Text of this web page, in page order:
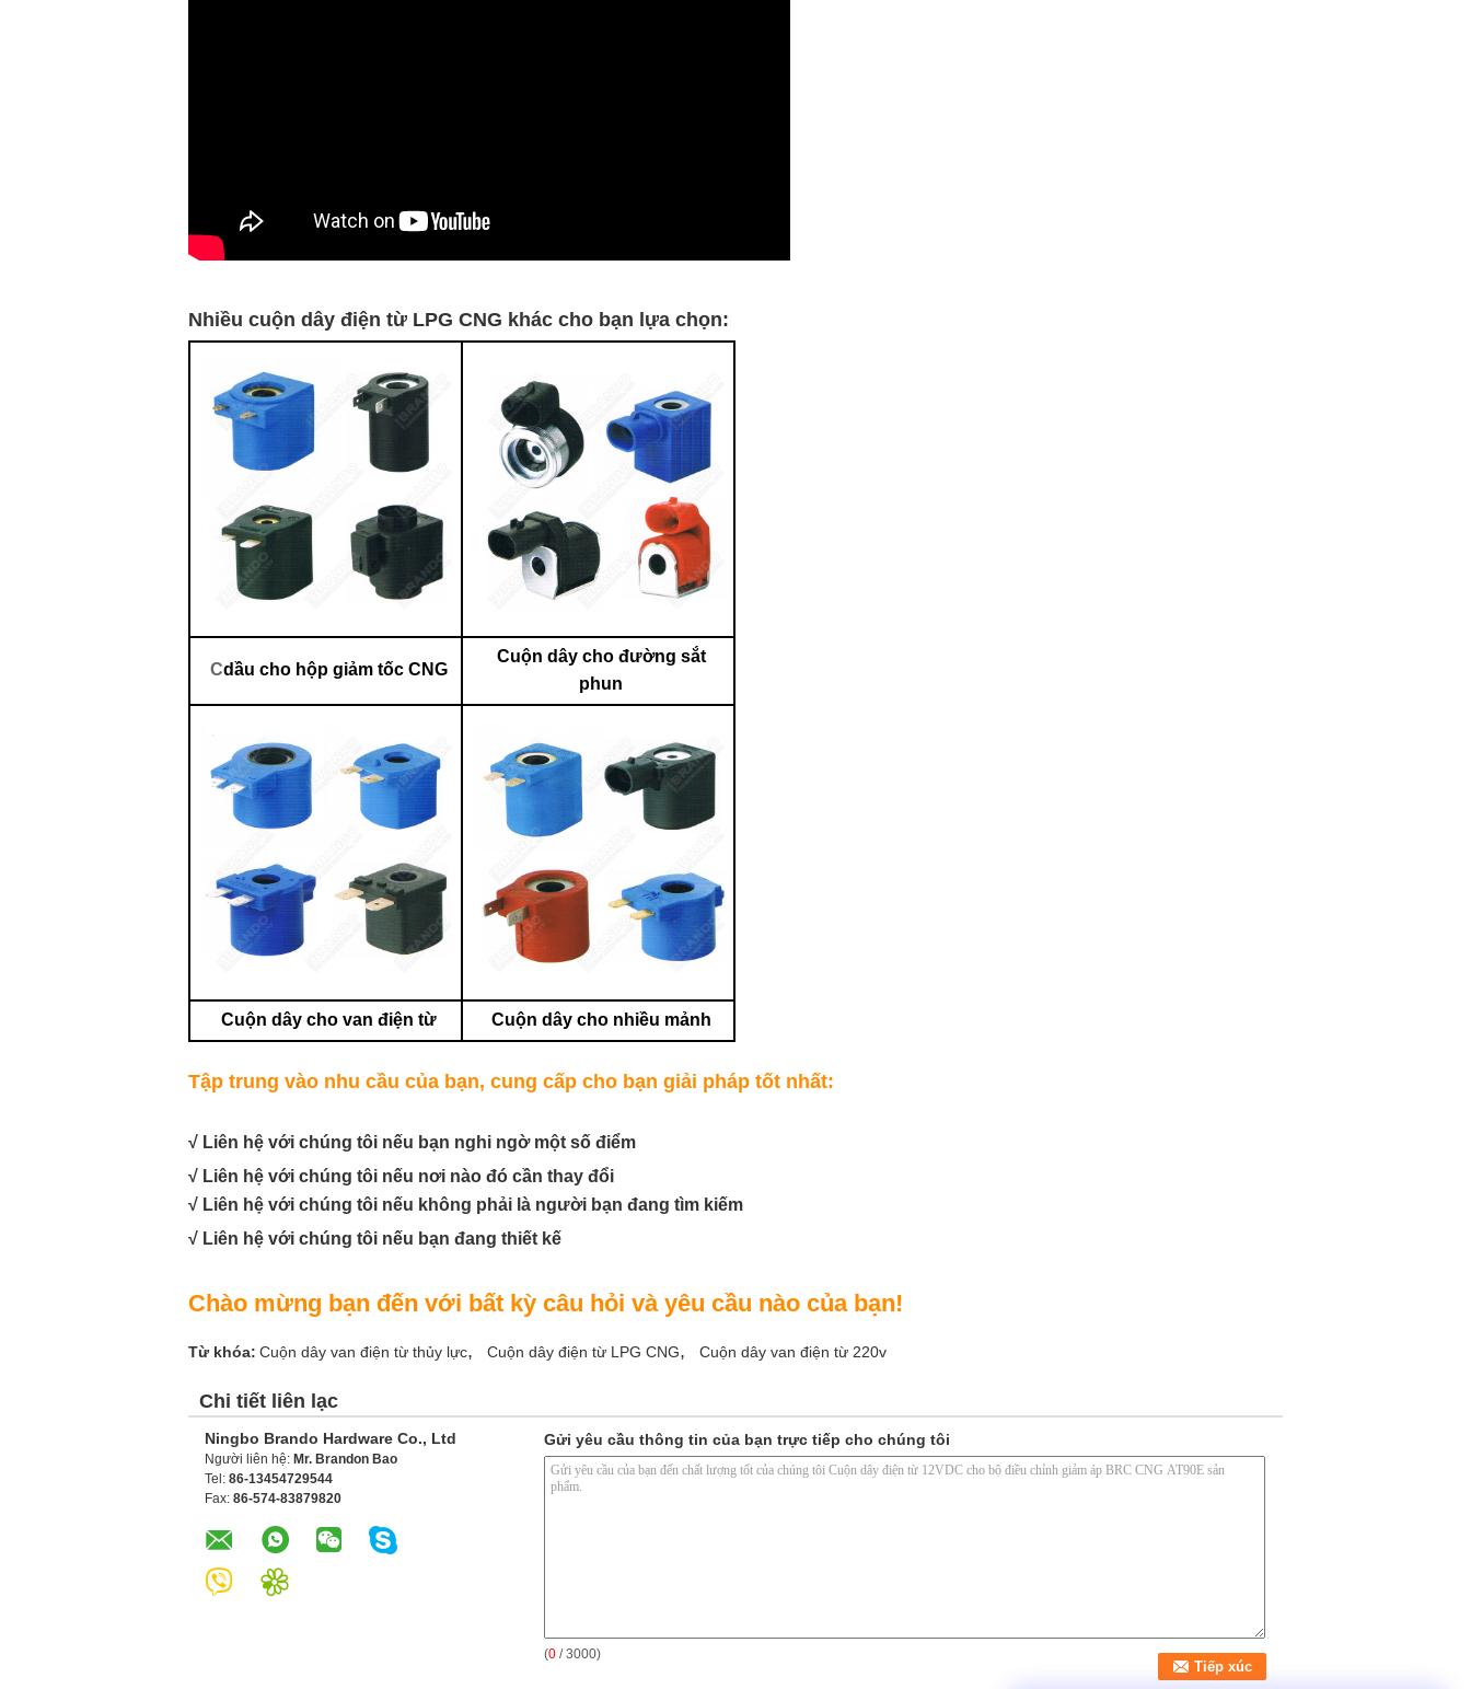
Nhiều cuộn dây điện từ LPG CNG khác cho bạn lựa chọn:
Cdầu cho hộp giảm tốc CNG
Cuộn dây cho đường sắt
phun
Cuộn dây cho van điện từ Cuộn dây cho nhiều mảnh
Tập trung vào nhu cầu của bạn, cung cấp cho bạn giải pháp tốt nhất:
√ Liên hệ với chúng tôi nếu bạn nghi ngờ một số điểm
√ Liên hệ với chúng tôi nếu nơi nào đó cần thay đổi
√ Liên hệ với chúng tôi nếu không phải là người bạn đang tìm kiếm
√ Liên hệ với chúng tôi nếu bạn đang thiết kế
Chào mừng bạn đến với bất kỳ câu hỏi và yêu cầu nào của bạn!
Từ khóa: Cuộn dây van điện từ thủy lực, Cuộn dây điện từ LPG CNG, Cuộn dây van điện từ 220v
Chi tiết liên lạc
Ningbo Brando Hardware Co., Ltd
Người liên hệ: Mr. Brandon Bao
Tel: 86-13454729544
Fax: 86-574-83879820
Gửi yêu cầu thông tin của bạn trực tiếp cho chúng tôi
(0 / 3000)